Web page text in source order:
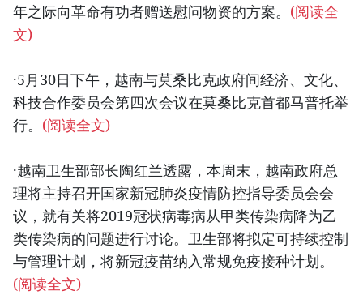
年之际向革命有功者赠送慰问物资的方案。 (阅读全
文)
·5月30日下午，越南与莫桑比克政府间经济、文化、
科技合作委员会第四次会议在莫桑比克首都马普托举
行。 (阅读全文)
·越南卫生部部长陶红兰透露，本周末，越南政府总
理将主持召开国家新冠肺炎疫情防控指导委员会会
议，就有关将2019冠状病毒病从甲类传染病降为乙
类传染病的问题进行讨论。卫生部将拟定可持续控制
与管理计划，将新冠疫苗纳入常规免疫接种计划。
(阅读全文)